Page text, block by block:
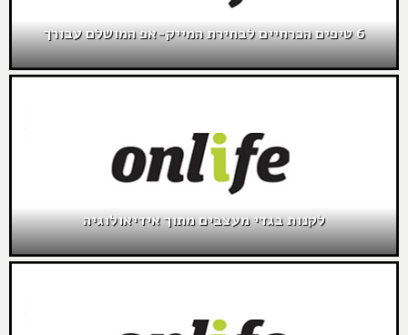
6 טיפים הכרחיים לבחירת המייק-אפ המושלם עבורך
לקנות בגדי מעצבים מתוך אידיאולוגיה